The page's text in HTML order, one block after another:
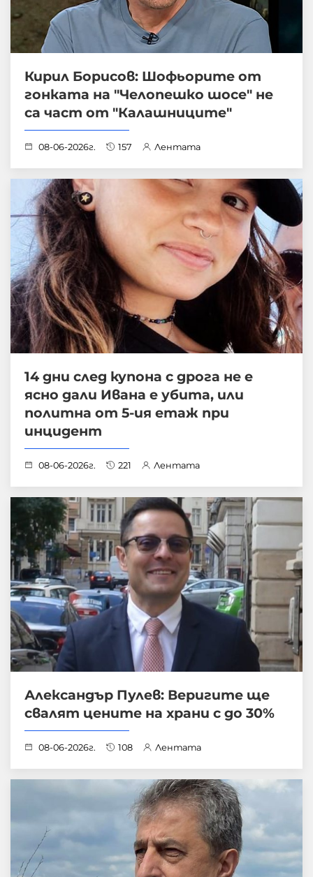
Кирил Борисов: Шофьорите от
гонката на "Челопешко шосе" не
са част от "Калашниците"
08-06-2026г. 157 Лентата
14 дни след купона с дрога не е
ясно дали Ивана е убита, или
политна от 5-ия етаж при
инцидент
08-06-2026г. 221 Лентата
Александър Пулев: Веригите ще
свалят цените на храни с до 30%
08-06-2026г. 108 Лентата